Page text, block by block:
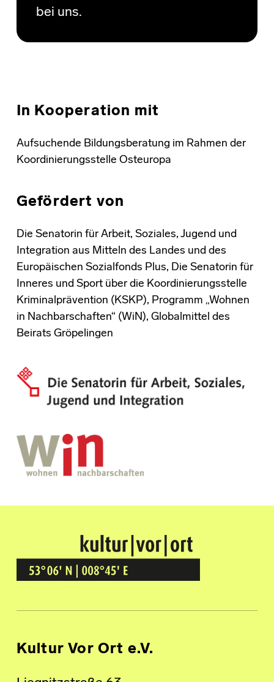
bei uns.
In Kooperation mit
Aufsuchende Bildungsberatung im Rahmen der
Koordinierungsstelle Osteuropa
Gefördert von
Die Senatorin für Arbeit, Soziales, Jugend und
Integration aus Mitteln des Landes und des
Europäischen Sozialfonds Plus, Die Senatorin für
Inneres und Sport über die Koordinierungsstelle
Kriminalprävention (KSKP), Programm „Wohnen
in Nachbarschaften“ (WiN), Globalmittel des
Beirats Gröpelingen
Kultur Vor Ort
BREMEN GRÖPELINGEN
Kultur Vor Ort e.V.